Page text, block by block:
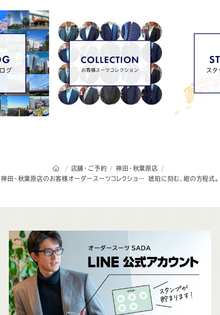
オーダースーツSADAのトップページ
店舗・ご予約
神田・秋葉原店
神田・秋葉原店のお客様オーダースーツコレクション
琥珀に刻む、紺の方程式。
こ
ち
ら
も